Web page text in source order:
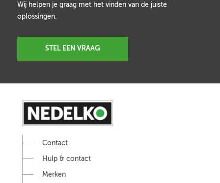
Wij helpen je graag met het vinden van de juiste
oplossingen.
STEL EEN VRAAG
Contact
Hulp & contact
Merken